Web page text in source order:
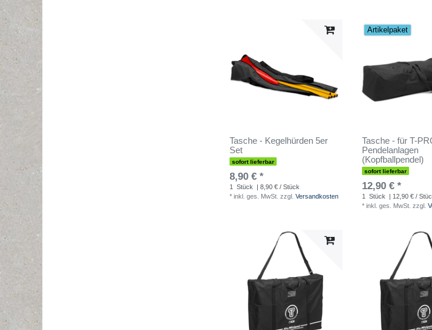
Tasche - Kegelhürden 5er
Set
sofort lieferbar
8,90 € *
1 Stück
| 8,90 € / Stück
* inkl. ges. MwSt. zzgl. Versandkosten
Artikelpaket
Tasche - für T-
Pendelanlagen
(Kopfballpendel)
sofort lieferbar
12,90 € *
1 Stück
| 12,90 € /
* inkl. ges. MwSt. zzgl.